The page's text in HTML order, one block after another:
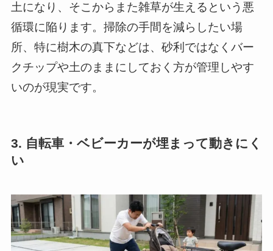
土になり、そこからまた雑草が生えるという悪
循環に陥ります。掃除の手間を減らしたい場
所、特に樹木の真下などは、砂利ではなくバー
クチップや土のままにしておく方が管理しやす
いのが現実です。
3. 自転車・ベビーカーが埋まって動きにく
い